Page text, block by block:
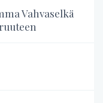
Vahvaselkä